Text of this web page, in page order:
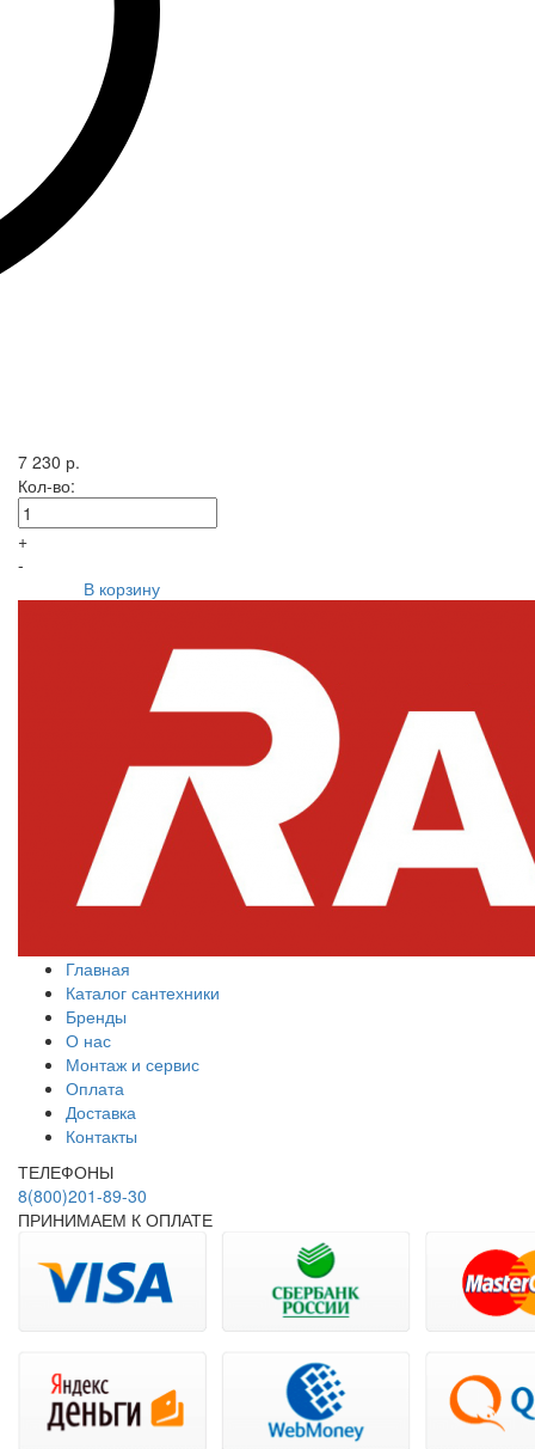
7 230 р.
Кол-во:
+
-
В корзину
Главная
Каталог сантехники
Бренды
О нас
Монтаж и сервис
Оплата
Доставка
Контакты
ТЕЛЕФОНЫ
8(800)201-89-30
ПРИНИМАЕМ К ОПЛАТЕ